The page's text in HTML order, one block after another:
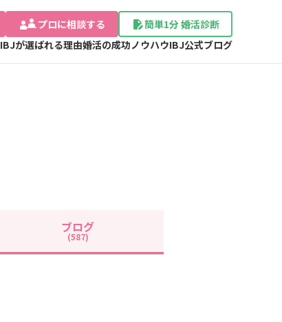
プロに相談する
簡単1分 婚活診断
IBJが選ばれる理由婚活の成功ノウハウIBJ公式ブログ
ブログ
(587)